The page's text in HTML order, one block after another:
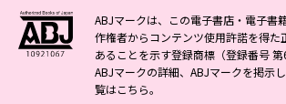
最強ジャンプ
少年ジャンプ+
ジャンプTOON
ZEBRACK
S-MANGA
集英社ジャンプリミックス
ZEBRACK
S-MANGA
集英社コミック文庫
女性マンガ
ジャンプTOON
BAILA
MAQUIA
週プレNEWS
週プレ グラジャパ!
小説すばる
集英社 文芸ステーション
web 集英社文庫
学芸・ノンフィクション・新書
1日5分で、明日は変わる よみタイ yomitai
集英社学芸部 - 学芸・ノンフィクション
集英社ビジネス書
ライトノベル・ノベライズ
集英社オレンジ文庫
オンラインストア
OTO
SHUEISHA MANGA-ART HERITAGE
ジャンプキャラクターズストア
その他WEBサービス
集英社アドナビ
ABJマークは、この電子書店・電子書
作権者からコンテンツ使用許諾を得た
あることを示す登録商標（登録番号 第
ABJマークの詳細、ABJマークを掲示
覧はこちら。